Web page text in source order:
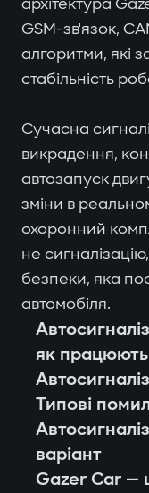
архітектура
GSM-зв'язок,
алгоритми, які
стабільність
Сучасна
викрадення,
автозапуск
зміни в
охоронний
не
безпеки, яка
автомобіля.
як працюють
Типові
варіант
Gazer Car —